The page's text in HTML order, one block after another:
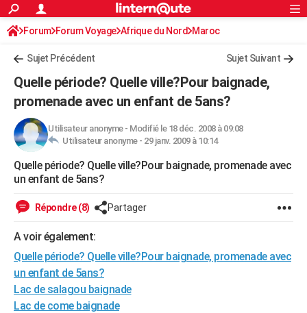
ACTUALITÉS
Politique
Société
Faits Divers
Education
Monde
Villes
+
Programme TV
Sorties cinéma
FINANCE
Retraite
Impôts
Epargne
Immobilier
Risques naturels par ville
Banque
Assurance
Crédit
AUTO
Essais
Réserver un essai
Citadines
Berlines
SUV
Forum auto
HIGH-TECH
Mobiles
Meilleur smartphone
Internet
Ordinateurs
Jeux vidéo
Guide high-tech
+BRICOLAGE
Forum
Aménagement intérieur
Extérieur
Cuisine
Salle de bains
Jardinage
Rangement
WEEK-END
Guides de France
Escapades
Patrimoine
Expositions
Musées
Week-end nature
+LIFESTYLE
Art de vivre
Bien-être
Loisirs
Mode
Modes de vie
Alimentation
Guide de la santé
Maladies
Médicaments
Sommeil
VOYAGE
S'inscrire
Connexion
Forum Forum Voyage Afrique du Nord Maroc
Sujet Précédent Sujet Suivant
Quelle période? Quelle ville?Pour baignade,
promenade avec un enfant de 5ans?
Utilisateur anonyme- Modifié le 18 déc. 2008 à 09:08
Utilisateur anonyme - 29 janv. 2009 à 10:14
Quelle période? Quelle ville?Pour baignade, promenade avec
un enfant de 5ans?
Répondre (8) Partager
A voir également:
Quelle période? Quelle ville?Pour baignade, promenade avec
un enfant de 5ans?
Lac de salagou baignade
Lac de come baignade